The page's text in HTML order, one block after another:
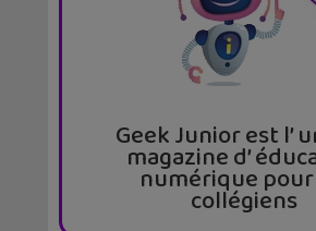
Geek Junior est l’
magazine d’
numérique
collégiens